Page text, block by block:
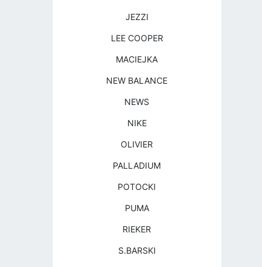
JEZZI
LEE COOPER
MACIEJKA
NEW BALANCE
NEWS
NIKE
OLIVIER
PALLADIUM
POTOCKI
PUMA
RIEKER
S.BARSKI